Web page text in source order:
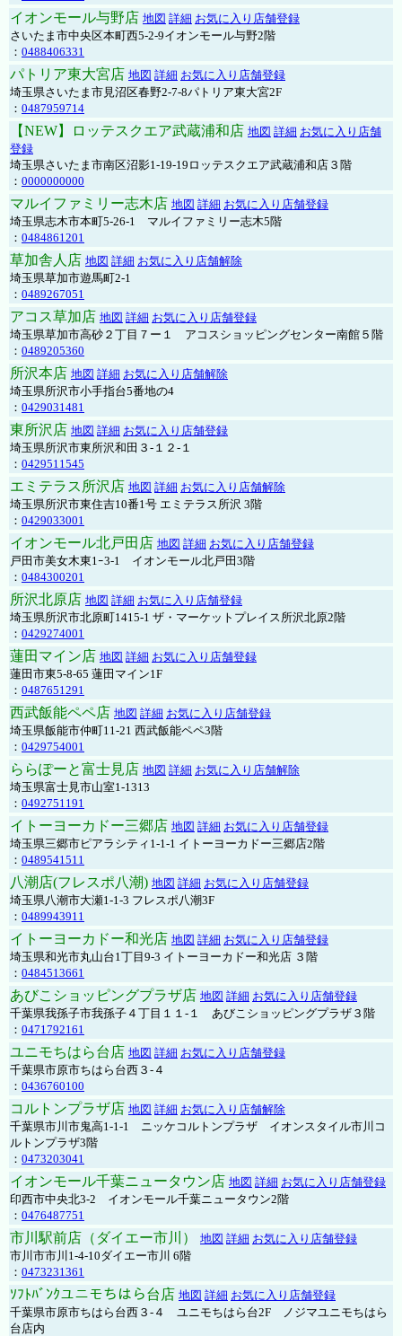
イオンモール与野店 地図 詳細 お気に入り店舗登録
さいたま市中央区本町西5-2-9イオンモール与野2階
： 0488406331
パトリア東大宮店 地図 詳細 お気に入り店舗登録
埼玉県さいたま市見沼区春野2-7-8パトリア東大宮2F
： 0487959714
【NEW】ロッテスクエア武蔵浦和店 地図 詳細 お気に入り店舗
登録
埼玉県さいたま市南区沼影1-19-19ロッテスクエア武蔵浦和店３階
： 0000000000
マルイファミリー志木店 地図 詳細 お気に入り店舗登録
埼玉県志木市本町5-26-1 マルイファミリー志木5階
： 0484861201
草加舎人店 地図 詳細 お気に入り店舗解除
埼玉県草加市遊馬町2-1
： 0489267051
アコス草加店 地図 詳細 お気に入り店舗登録
埼玉県草加市高砂２丁目７ー１ アコスショッピングセンター南館５階
： 0489205360
所沢本店 地図 詳細 お気に入り店舗解除
埼玉県所沢市小手指台5番地の4
： 0429031481
東所沢店 地図 詳細 お気に入り店舗登録
埼玉県所沢市東所沢和田３-１２-１
： 0429511545
エミテラス所沢店 地図 詳細 お気に入り店舗解除
埼玉県所沢市東住吉10番1号 エミテラス所沢 3階
： 0429033001
イオンモール北戸田店 地図 詳細 お気に入り店舗登録
戸田市美女木東1ｰ3‐1 イオンモール北戸田3階
： 0484300201
所沢北原店 地図 詳細 お気に入り店舗登録
埼玉県所沢市北原町1415-1 ザ・マーケットプレイス所沢北原2階
： 0429274001
蓮田マイン店 地図 詳細 お気に入り店舗登録
蓮田市東5-8-65 蓮田マイン1F
： 0487651291
西武飯能ペペ店 地図 詳細 お気に入り店舗登録
埼玉県飯能市仲町11-21 西武飯能ペペ3階
： 0429754001
ららぽーと富士見店 地図 詳細 お気に入り店舗解除
埼玉県富士見市山室1-1313
： 0492751191
イトーヨーカドー三郷店 地図 詳細 お気に入り店舗登録
埼玉県三郷市ピアラシティ1-1-1 イトーヨーカドー三郷店2階
： 0489541511
八潮店(フレスポ八潮) 地図 詳細 お気に入り店舗登録
埼玉県八潮市大瀬1-1-3 フレスポ八潮3F
： 0489943911
イトーヨーカドー和光店 地図 詳細 お気に入り店舗登録
埼玉県和光市丸山台1丁目9-3 イトーヨーカドー和光店 ３階
： 0484513661
あびこショッピングプラザ店 地図 詳細 お気に入り店舗登録
千葉県我孫子市我孫子４丁目１１-１ あびこショッピングプラザ３階
： 0471792161
ユニモちはら台店 地図 詳細 お気に入り店舗登録
千葉県市原市ちはら台西３-４
： 0436760100
コルトンプラザ店 地図 詳細 お気に入り店舗解除
千葉県市川市鬼高1-1-1 ニッケコルトンプラザ イオンスタイル市川コ
ルトンプラザ3階
： 0473203041
イオンモール千葉ニュータウン店 地図 詳細 お気に入り店舗登録
印西市中央北3-2 イオンモール千葉ニュータウン2階
： 0476487751
市川駅前店（ダイエー市川） 地図 詳細 お気に入り店舗登録
市川市市川1-4-10ダイエー市川 6階
： 0473231361
ｿﾌﾄﾊﾞﾝｸユニモちはら台店 地図 詳細 お気に入り店舗登録
千葉県市原市ちはら台西３-４ ユニモちはら台2F ノジマユニモちはら
台店内